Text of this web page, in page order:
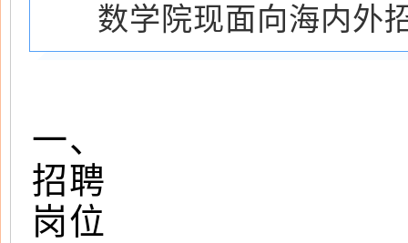
数学院现面向海内外
一、
招聘
岗位